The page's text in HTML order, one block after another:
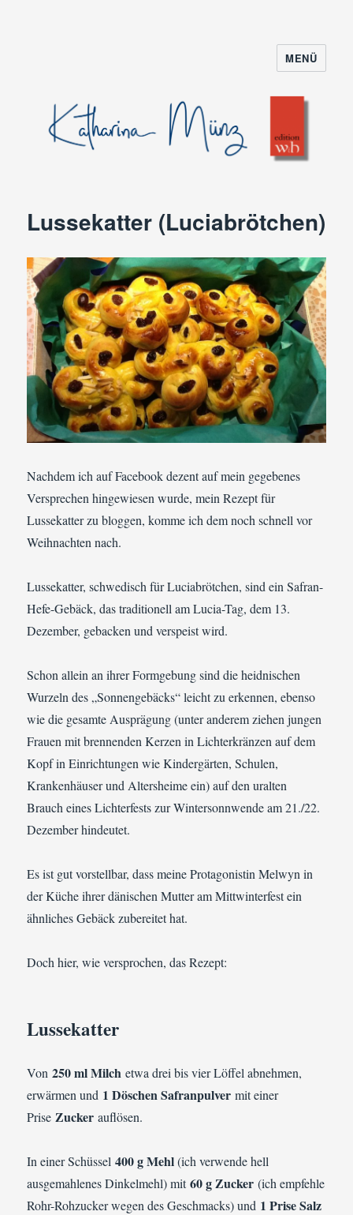
MENÜ
Lussekatter (Luciabrötchen)
Nachdem ich auf Facebook dezent auf mein gegebenes
Versprechen hingewiesen wurde, mein Rezept für
Lussekatter zu bloggen, komme ich dem noch schnell vor
Weihnachten nach.
Lussekatter, schwedisch für Luciabrötchen, sind ein Safran-
Hefe-Gebäck, das traditionell am Lucia-Tag, dem 13.
Dezember, gebacken und verspeist wird.
Schon allein an ihrer Formgebung sind die heidnischen
Wurzeln des „Sonnengebäcks“ leicht zu erkennen, ebenso
wie die gesamte Ausprägung (unter anderem ziehen jungen
Frauen mit brennenden Kerzen in Lichterkränzen auf dem
Kopf in Einrichtungen wie Kindergärten, Schulen,
Krankenhäuser und Altersheime ein) auf den uralten
Brauch eines Lichterfests zur Wintersonnwende am 21./22.
Dezember hindeutet.
Es ist gut vorstellbar, dass meine Protagonistin Melwyn in
der Küche ihrer dänischen Mutter am Mittwinterfest ein
ähnliches Gebäck zubereitet hat.
Doch hier, wie versprochen, das Rezept:
Lussekatter
Von250 ml Milchetwa drei bis vier Löffel abnehmen,
erwärmen und 1 Döschen Safranpulvermit einer
Prise Zuckerauflösen.
In einer Schüssel400 g Mehl(ich verwende hell
ausgemahlenes Dinkelmehl) mit60 g Zucker(ich empfehle
Rohr-Rohzucker wegen des Geschmacks) und 1 Prise Salz